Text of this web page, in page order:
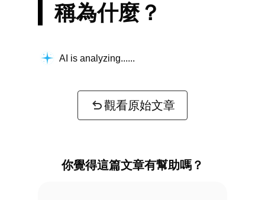
稱為什麼？
AI is analyzing...
觀看原始文章
你覺得這篇文章有幫助嗎？